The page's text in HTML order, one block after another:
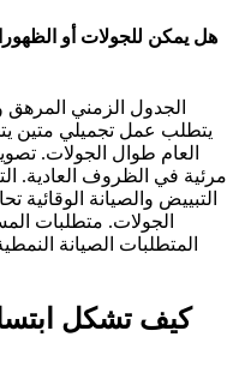
هل يمكن للجولات أو
الجدول الزمني المرهق
يتطلب عمل تجميلي متين
العام طوال الجولات.
مرئية في الظروف العادية.
التبييض والصيانة
الجولات. متطلبات
المتطلبات الصيانة
كيف تشكل